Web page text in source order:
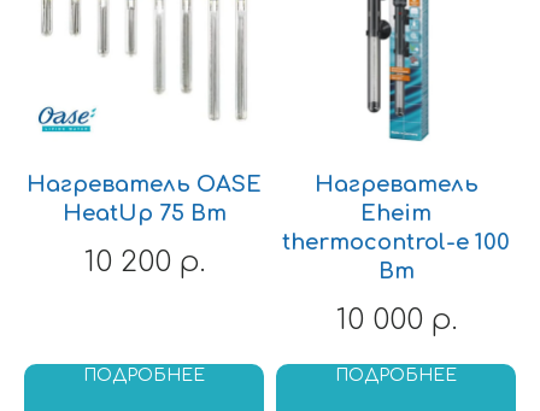
Нагреватель OASE
HeatUp 75 Вт
10 200 р.
ПОДРОБНЕЕ
Нагреватель
Eheim
thermocontrol-e 100
Вт
10 000 р.
ПОДРОБНЕЕ
Сомики
Аксолотли
Улитки
Скаты
Боции
Растения для
Растения заднего
Универсальные корма
Корм для донных рыб
Корм для Ракообразных
РАСТЕНИЯ
КОРМА